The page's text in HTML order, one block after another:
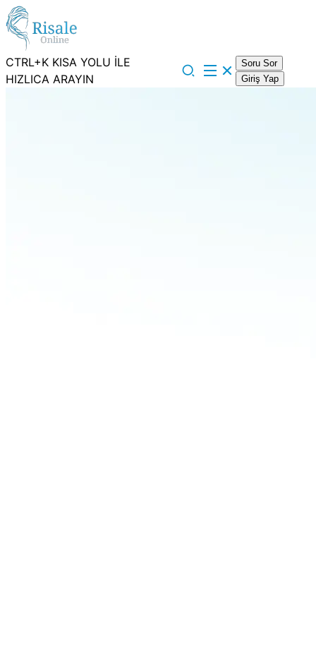
CTRL+K KISA YOLU İLE
HIZLICA ARAYIN
Soru Sor
Giriş Yap